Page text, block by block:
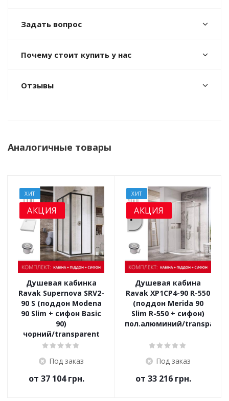
Задать вопрос
Почему стоит купить у нас
Отзывы
Аналогичные товары
ХИТ
АКЦИЯ
Душевая кабинка
Ravak Supernova SRV2-
90 S (поддон Modena
90 Slim + сифон Basic
90)
чорний/transparent
Под заказ
от 37 104 грн.
ХИТ
АКЦИЯ
Душевая кабина
Ravak XP1CP4-90 R-550
(поддон Merida 90
Slim R-550 + сифон)
пол.алюминий/
Под заказ
от 33 216 грн.